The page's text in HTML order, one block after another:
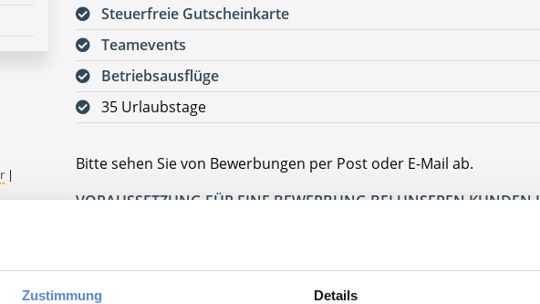
Zustimmung Details
Steuerfreie Gutscheinkarte
Teamevents
Betriebsausflüge
35 Urlaubstage
Bitte sehen Sie von Bewerbungen per Post oder E-Mail ab.
VORAUSSETZUNG FÜR EINE BEWERBUNG BEI UNSEREN KUNDEN
|